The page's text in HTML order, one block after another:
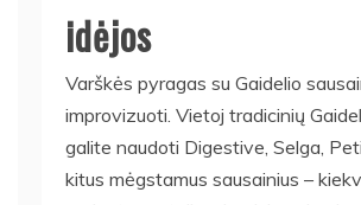
idėjos
Varškės pyragas su Gaidelio
improvizuoti. Vietoj tradicinių
galite naudoti Digestive, Selga,
kitus mėgstamus sausainius –